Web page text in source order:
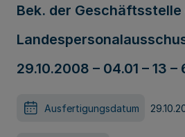
Bek. der Geschäftsstelle
29.10.2008 – 04.01 – 13 –
Ausfertigungsdatum